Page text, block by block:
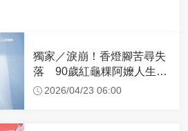
獨家／淚崩！香燈腳苦尋失
落 90歲紅龜粿阿嬤人生謝
幕2026/04/23 06:00